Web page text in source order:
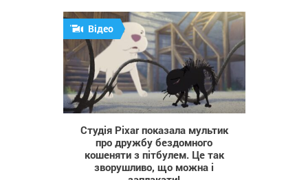
3 028
Відео
Студія Pixar показала мультик
про дружбу бездомного
кошеняти з пітбулем. Це так
зворушливо, що можна і